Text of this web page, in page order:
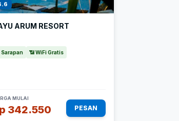
ARUM RESORT
Sarapan 📶 WiFi Gratis
MULAI
342.550 PESAN